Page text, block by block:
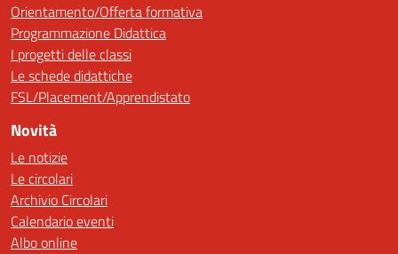
Orientamento/Offerta formativa
Programmazione Didattica
I progetti delle classi
Le schede didattiche
FSL/Placement/Apprendistato
Novità
Le notizie
Le circolari
Archivio Circolari
Calendario eventi
Albo online